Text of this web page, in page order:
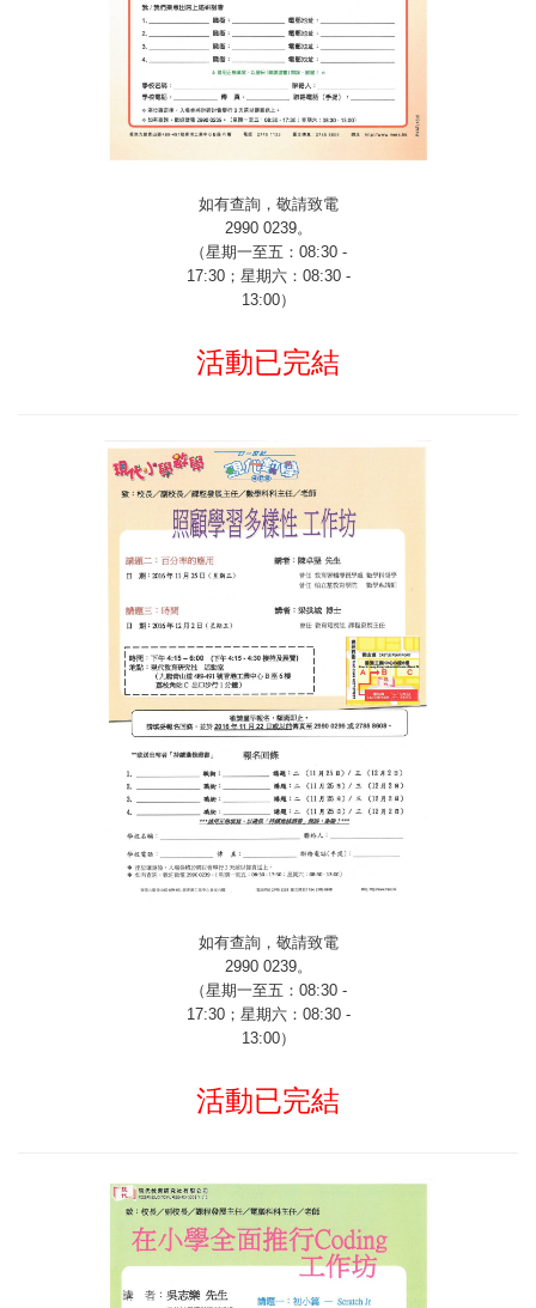
如有查詢，敬請致電
2990 0239。
（星期一至五： 08:30 -
17:30；星期六： 08:30 -
13:00）
活動已完結
如有查詢，敬請致電
2990 0239。
（星期一至五： 08:30 -
17:30；星期六： 08:30 -
13:00）
活動已完結